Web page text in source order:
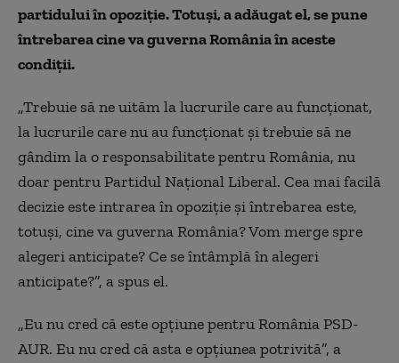
partidului în opoziţie. Totuși, a adăugat el, se pune
întrebarea cine va guverna România în aceste
condiții.
„Trebuie să ne uităm la lucrurile care au funcţionat,
la lucrurile care nu au funcţionat şi trebuie să ne
gândim la o responsabilitate pentru România, nu
doar pentru Partidul Naţional Liberal. Cea mai facilă
decizie este intrarea în opoziţie şi întrebarea este,
totuşi, cine va guverna România? Vom merge spre
alegeri anticipate? Ce se întâmplă în alegeri
anticipate?”, a spus el.
„Eu nu cred că este opţiune pentru România PSD-
AUR. Eu nu cred că asta e opţiunea potrivită”, a